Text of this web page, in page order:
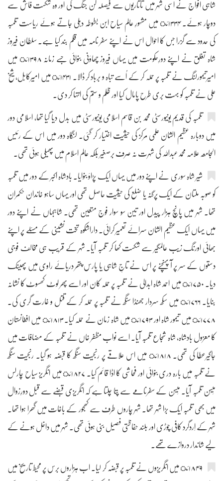
شاہی افواج نے اسی شہر میں تاتاریوں سے فیصلہ کن جنگ کی اور وہ شکست فاش سے
دوچار ہوئے۔ ۱۳۳۴ئ میں مشہورِ عالم سیاح ابن بطوطہ دہلی جاتے ہوئے ریاست تلمبہ
کی حدود سے گزرا جس کا احوال اس نے اپنے سفر نامہ میں قلم بند کیا ہے۔ سلطان فیروز
شاہ تغلق نے اپنے دورِحکومت میں یہاں فیروز چھاؤنی بنوائی جسے زمانہ ۱۳۹۸ئ میں
امیرتیمورلنگ نے تلمبہ پر حملہ کر کے اُسے تباہ و برباد کر ڈالا۔ ۱۴۳۱ئ میں امیرکابل، شیخ
علی نے تلمبہ کو بہت بری طرح پامال کیا اور ظلم و ستم کی انتہا کر دی۔
تلمبہ کی قدیم یونیورسٹی محمد بن قاسم اسلامی یونیورسٹی میں بدل دیا گیا تھا، اسلامی دور
میں دوبارہ عظیم الشان علمی مرکز کی حیثیت اختیار کر گئی۔ لنگاہ دور میں اس کے رئیس
الجامعہ علامہ محمدعبداللہ کی شہرت نہ صرف برصغیر بلکہ عالم اسلام میں پھیلی ہوئی تھی۔
شیر شاہ سوری نے اپنے دور میں یہاں ایک پڑاؤ بنوایا۔ بادشاہ اکبر کے دور میں تلمبہ
کو صوبہ ملتان کے ایک پرگنہ یا ضلع کی حیثیت حاصل تھی اور یہاں ساہو خاندان حکمران
تھا۔ شہر میں پانچ ہزار پیدل اور تین سو سوار فوج متعین تھی۔ شاہجہاں نے اپنے دور
میں یہاں ایک عظیم الشان سرائے تعمیر کرائی۔ داراشکوہ تخت نشینی کے مسئلے پر اپنے
بھائی اورنگ زیب عالمگیر سے شکست کھا کر تلمبہ آیا۔ شہر کے قریب ہی مخالف فوجی
دستوں کے سر پر آ پہنچنے پر اس نے تاجِ شاہی یا پارس پتھر دریائے راوی میں پھینک
دیا۔ ۱۷۵۰ئ میں احمد شاہ ابدالی نے تلمبہ پر حملہ کان اور اسے پھر لوٹ کھسوٹ کا نشانہ
بنایا۔ ۱۷۶۶ئ میں سکھ سردار جھنڈا سنگھ نے تلمبہ پر حملہ کر کے قتل و غارت گری کی۔
۱۷۷۸ئ میں تیمور شاہ اور ۱۷۹۳ئ میں شاہ زمان نے حملہ کیا۔ ۱۸۱۳ئ میں افغانستان
کا معزول بادشاہ، شاہ شجاع تلمبہ آیا۔ اسے نواب مظفر خاں نے تلمبہ کے مضافات میں
جاگیرعطا کی تھی۔ ۱۸۱۸ئ میں اس علاقے پر رنجیت سنگھ کا قبضہ ہو گیا۔ رنجیت سنگھ
نے تلمبہ میں بارہ دری بنوائی اور فحاشی کا اڈا قائم کیا۔ ۱۸۲۷ئ میں انگریز سیاح چارلس
مَیسَن تلمبہ آیا۔ مَیسَن کے سفرنامے سے پتا چلتا ہے کہ انگریزی قبضے سے قبل دورِزوال
میں بھی تلمبہ ایک بڑا شہر تھا۔ شہر چاروں طرف سے کھجور کے باغات میں گھرا ہوا تھا۔
شہر کے اِردگرد کافی چوڑی اور بلند حفاظتی فصیل بنی ہوئی تھی۔ شہر میں داخل ہونے کے
لیے شاندار دروازے تھے۔
۱۸۴۹ئ میں انگریزوں نے تلمبہ پر قبضہ کر لیا۔ اب ہزاروں برس پر محیط تاریخ میں